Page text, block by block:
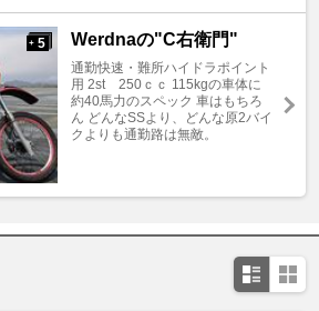
+ 5 Werdnaの"C右衛門"
通勤快速・難所ハイドラポイント
用 2st 250ｃｃ 115kgの車体に
約40馬力のスペック 車はもちろ
ん どんなSSより、どんな原2バイ
クよりも通勤路は無敵。